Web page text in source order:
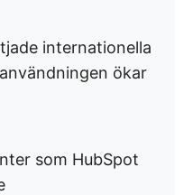
internationella
ökar
som HubSpot